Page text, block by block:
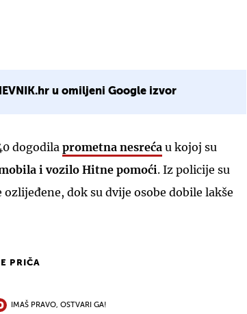
u omiljeni Google izvor
dogodila prometna nesreća u kojoj su
i vozilo Hitne pomoći. Iz policije su
dok su dvije osobe dobile lakše
PRIČA
IMAŠ PRAVO, OSTVARI GA!